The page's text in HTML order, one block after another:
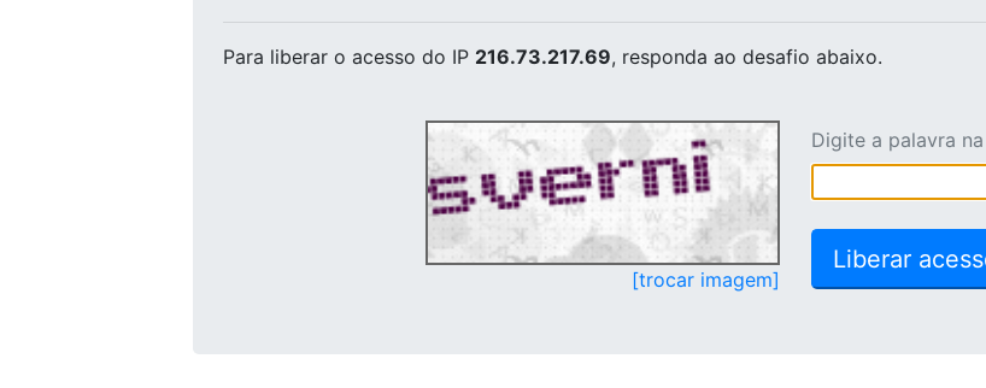
Para liberar o acesso do IP 216.73.217.69, responda ao desafio abaixo.
[trocar imagem]
Digite a palavra